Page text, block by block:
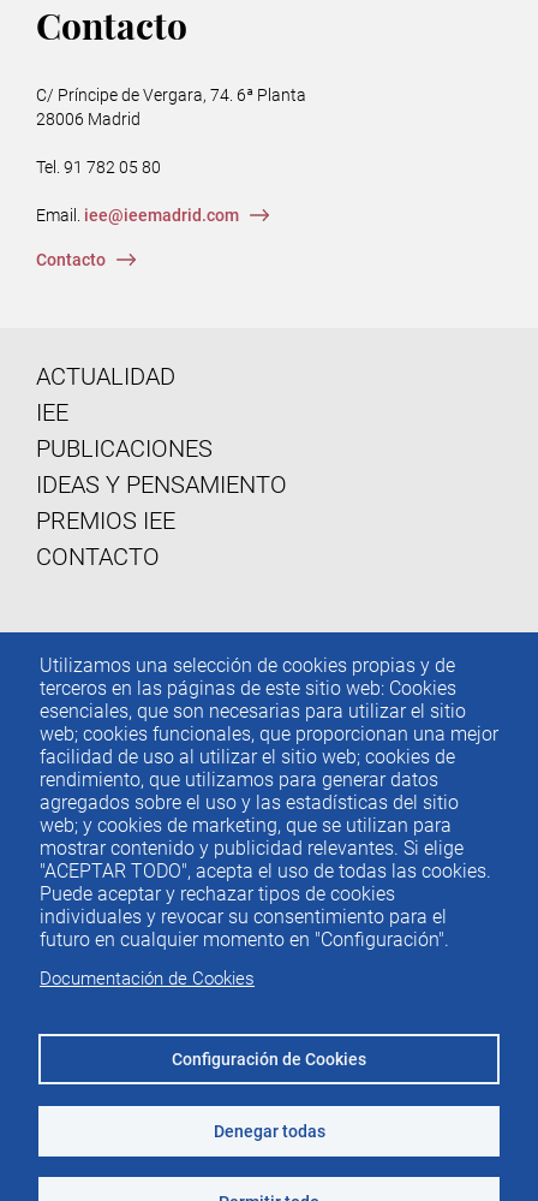
Utilizamos una selección de cookies propias y de
terceros en las páginas de este sitio web: Cookies
esenciales, que son necesarias para utilizar el sitio
web; cookies funcionales, que proporcionan una mejor
facilidad de uso al utilizar el sitio web; cookies de
rendimiento, que utilizamos para generar datos
agregados sobre el uso y las estadísticas del sitio
web; y cookies de marketing, que se utilizan para
mostrar contenido y publicidad relevantes. Si elige
"ACEPTAR TODO", acepta el uso de todas las cookies.
Puede aceptar y rechazar tipos de cookies
individuales y revocar su consentimiento para el
futuro en cualquier momento en "Configuración".
Documentación de Cookies
Configuración de Cookies
Denegar todas
Contacto
C/ Príncipe de Vergara, 74. 6ª Planta
28006 Madrid
Tel. 91 782 05 80
Email. iee@ieemadrid.com
Menú
Contacto
Menu
footer
ACTUALIDAD
IEE
PUBLICACIONES
IDEAS Y PENSAMIENTO
PREMIOS IEE
CONTACTO
©2026 Instituto de Estudios Económicos
Aviso legal